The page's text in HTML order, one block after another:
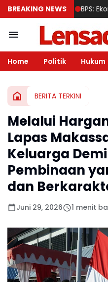
BREAKING NEWSBPS: Ekonomi
Home Politik Hukum
BERITA TERKINI
Melalui
Lapas
Keluarga
Pembinaan
dan
Juni 29, 2026 1 menit